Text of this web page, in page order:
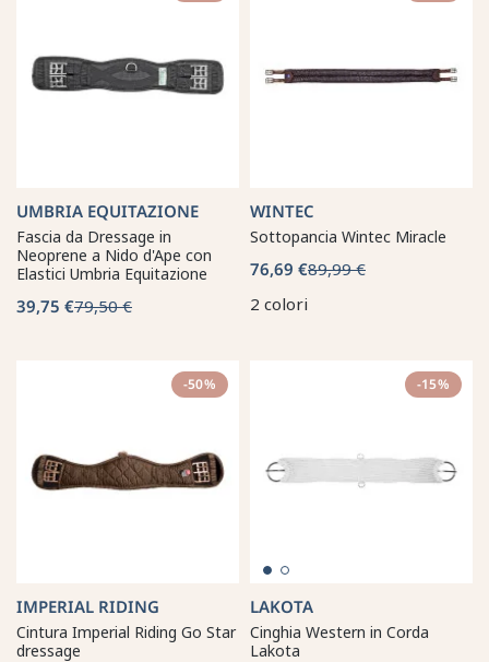
UMBRIA EQUITAZIONE
Fascia da Dressage in
Neoprene a Nido d'Ape con
Elastici Umbria Equitazione
39,75 €79,50 €
WINTEC
Sottopancia Wintec Miracle
76,69 €89,99 €
2 colori
-50%
IMPERIAL RIDING
Cintura Imperial Riding Go Star
dressage
-15%
LAKOTA
Cinghia Western in Corda
Lakota